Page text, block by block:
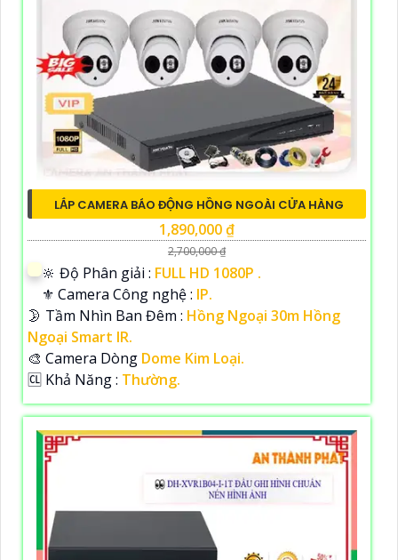
LẮP CAMERA BÁO ĐỘNG HỒNG NGOÀI CỬA HÀNG
1,890,000 ₫
2,700,000 ₫
🔆 Độ Phân giải : FULL HD 1080P .
⚜️ Camera Công nghệ : IP.
🌛 Tầm Nhìn Ban Đêm : Hồng Ngoại 30m Hồng
Ngoại Smart IR.
🎨 Camera Dòng Dome Kim Loại.
️🆑 Khả Năng : Thường.